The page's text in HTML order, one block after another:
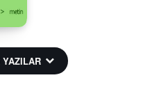
YAZILAR